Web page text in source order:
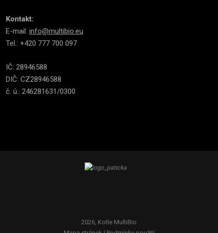
Kontakt:
E-mail: info@multibio.eu
Tel.: +420 777 700 097
IČ: 28946588
DIČ: CZ28946588
č. ú.: 246281631/0300
2026, Kotle MultiBio